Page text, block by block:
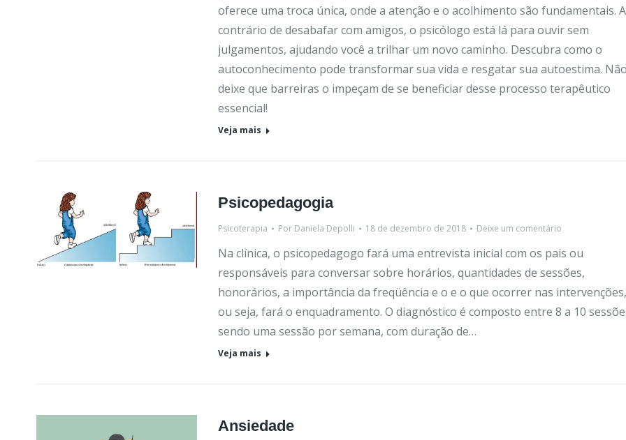
oferece uma troca única, onde a atenção e o acolhimento são fundamentais.
contrário de desabafar com amigos, o psicólogo está lá para ouvir sem
julgamentos, ajudando você a trilhar um novo caminho. Descubra como o
autoconhecimento pode transformar sua vida e resgatar sua autoestima.
deixe que barreiras o impeçam de se beneficiar desse processo terapêutico
essencial!
Veja mais
Psicopedagogia
Psicoterapia Por Daniela Depolli 18 de dezembro de 2018 Deixe um comentário
Na clínica, o psicopedagogo fará uma entrevista inicial com os pais ou
responsáveis para conversar sobre horários, quantidades de sessões,
honorários, a importância da freqüência e o e o que ocorrer nas intervenções,
ou seja, fará o enquadramento. O diagnóstico é composto entre 8 a 10
sendo uma sessão por semana, com duração de…
Veja mais
Ansiedade